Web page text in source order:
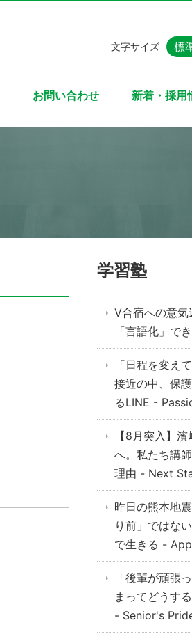
お問い合わせ 新着・採用
文字サイズ 標
学習塾
V合宿への意
「言語化」で
「日程を変え
接近の中、保
るLINE -
【8月突入】
へ。私たち講
理由 - Next
昨日の熊本地
り前」ではな
で生きる -
「後輩が頑張
まってどうす
- Senior's